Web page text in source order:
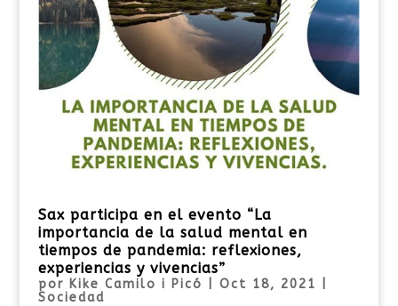
Sax participa en el evento “La
importancia de la salud mental en
tiempos de pandemia: reflexiones,
experiencias y vivencias”
por Kike Camilo i Picó Oct 18, 2021
Sociedad